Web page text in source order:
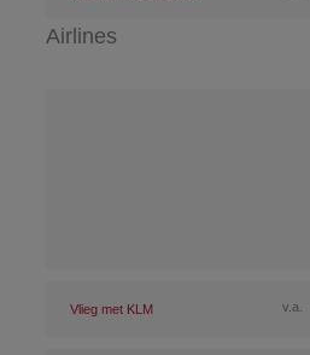
Airlines
Vlieg met KLM v.a.